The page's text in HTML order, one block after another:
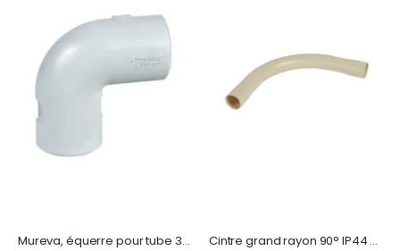
Mureva, équerre pour tube 3321 - Gris - Ø25 mm Cintre grand rayon 90° IP44 Ø32mm et rayon 125mm - sable RAL1015